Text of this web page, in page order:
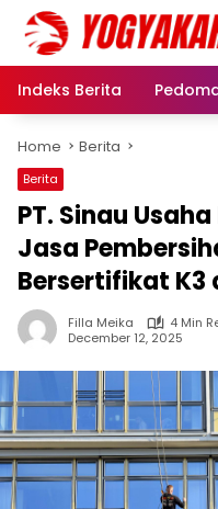
content
Indeks Berita
Home Berita
Berita
PT. Sinau
Jasa
Bersertifikat
Filla Meika
4 Min
December 12, 2025